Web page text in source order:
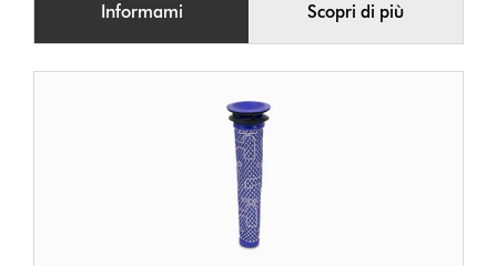
Informami Scopri di più